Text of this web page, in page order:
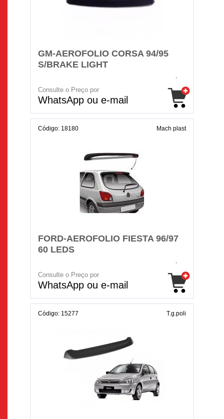
GM-AEROFOLIO CORSA 94/95
S/BRAKE LIGHT
Consulte o Preço por
WhatsApp ou e-mail
Código: 18180 Mach plast
FORD-AEROFOLIO FIESTA 96/97
60 LEDS
Consulte o Preço por
WhatsApp ou e-mail
Código: 15277 T.g.poli